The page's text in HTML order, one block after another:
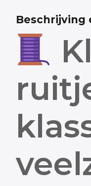
Beschrijving